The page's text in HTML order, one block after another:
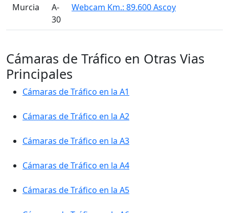
󠁭󠁶󠁳󠁣󠁿 Murcia
A-
30
Webcam Km.: 89.600 Ascoy
Cámaras de Tráfico en Otras Vias
Principales
Cámaras de Tráfico en la A1
Cámaras de Tráfico en la A2
Cámaras de Tráfico en la A3
Cámaras de Tráfico en la A4
Cámaras de Tráfico en la A5